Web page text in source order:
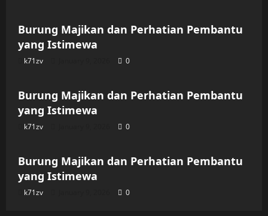
Burung Majikan dan Perhatian Pembantu
yang Istimewa
k71zv 0
Uncategorized
Burung Majikan dan Perhatian Pembantu
yang Istimewa
k71zv 0
Uncategorized
Burung Majikan dan Perhatian Pembantu
yang Istimewa
k71zv 0